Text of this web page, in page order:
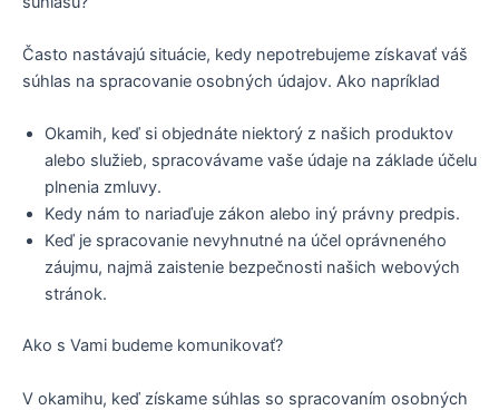
Často nastávajú situácie, kedy nepotrebujeme získavať váš
súhlas na spracovanie osobných údajov. Ako napríklad
Okamih, keď si objednáte niektorý z našich produktov
alebo služieb, spracovávame vaše údaje na základe účelu
plnenia zmluvy.
Kedy nám to nariaďuje zákon alebo iný právny predpis.
Keď je spracovanie nevyhnutné na účel oprávneného
záujmu, najmä zaistenie bezpečnosti našich webových
stránok.
Ako s Vami budeme komunikovať?
V okamihu, keď získame súhlas so spracovaním osobných